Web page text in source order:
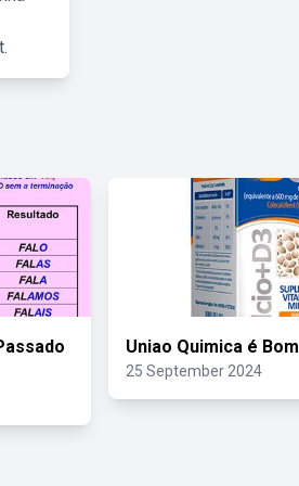
Uniao Quimica é Bom
25 September 2024